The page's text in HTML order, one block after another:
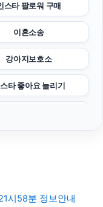
스타 팔로워 구매
이혼소송
강아지보호소
타 좋아요 늘리기
시58분 정보안내